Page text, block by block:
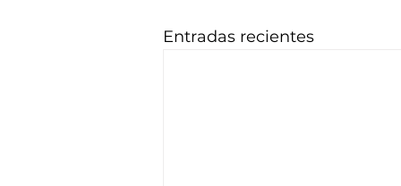
Entradas recientes